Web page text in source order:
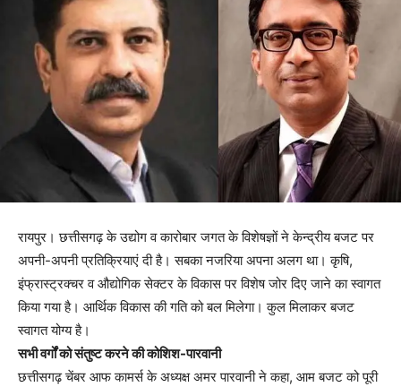
रायपुर। छत्तीसगढ़ के उद्योग व कारोबार जगत के विशेषज्ञों ने केन्द्रीय बजट पर
अपनी-अपनी प्रतिक्रियाएं दी है। सबका नजरिया अपना अलग था। कृषि,
इंफ्रास्ट्रक्चर व औद्योगिक सेक्टर के विकास पर विशेष जोर दिए जाने का स्वागत
किया गया है। आर्थिक विकास की गति को बल मिलेगा। कुल मिलाकर बजट
स्वागत योग्य है।
सभी वर्गों को संतुष्ट करने की कोशिश-पारवानी
छत्तीसगढ़ चेंबर आफ कामर्स के अध्यक्ष अमर पारवानी ने कहा, आम बजट को पूरी